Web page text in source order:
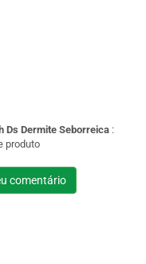
Ds Dermite Seborreica :
produto
comentário